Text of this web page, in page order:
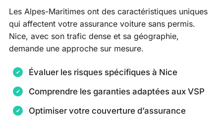
Les Alpes-Maritimes ont des caractéristiques uniques
qui affectent votre assurance voiture sans permis.
Nice, avec son trafic dense et sa géographie,
demande une approche sur mesure.
Évaluer les risques spécifiques à Nice
Comprendre les garanties adaptées aux VSP
Optimiser votre couverture d’assurance